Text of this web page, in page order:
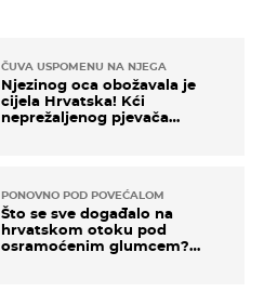
ČUVA USPOMENU NA NJEGA
Njezinog oca obožavala je
cijela Hrvatska! Kći
neprežaljenog pjevača
PONOVNO POD POVEĆALOM
Što se sve događalo na
hrvatskom otoku pod
osramoćenim glumcem?